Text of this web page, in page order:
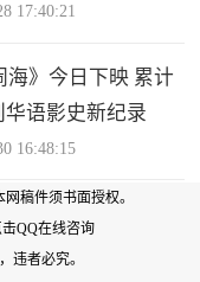
17:40:21
海》今日下映 累计
华语影史新纪录
16:48:15
稿件须书面授权。
QQ在线咨询
违者必究。